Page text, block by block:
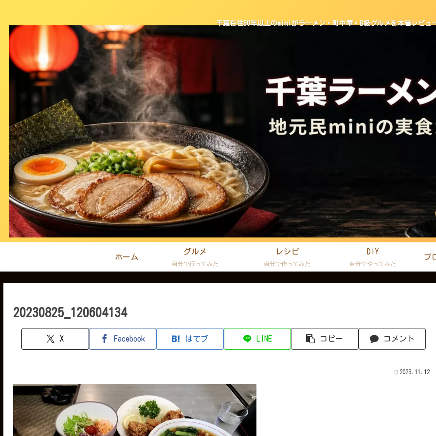
千葉在住50年以上のminiがラーメン・町中華・B級グルメを本音レビュ
ホーム
グルメ
自分で行ってみた
レシピ
自分で作ってみた
DIY
自分でやってみた
プ
20230825_120604134
X Facebook はてブ LINE コピー コメント
2023.11.12